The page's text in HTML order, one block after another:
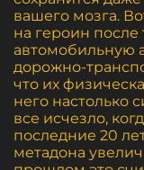
вашего мозга.
на героин после
автомобильную
дорожно-
что их
него настолько
все исчезло,
последние 20
метадона